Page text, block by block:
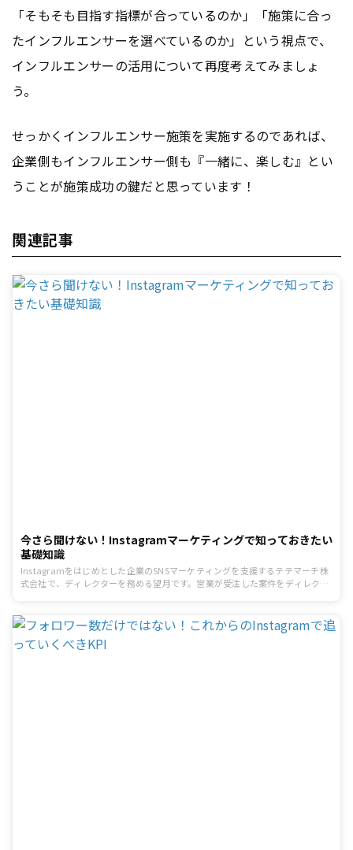
「そもそも目指す指標が合っているのか」「施策に合っ
たインフルエンサーを選べているのか」という視点で、
インフルエンサーの活用について再度考えてみましょ
う。
せっかくインフルエンサー施策を実施するのであれば、
企業側もインフルエンサー側も『一緒に、楽しむ』とい
うことが施策成功の鍵だと思っています！
関連記事
今さら聞けない！Instagramマーケティングで知っておきたい
基礎知識
Instagramをはじめとした企業のSNSマーケティングを支援するテテマーチ株
式会社で、ディレクターを務める望月です。営業が受注した案件をディレクシ
礎知識」についてお話させていただきます。